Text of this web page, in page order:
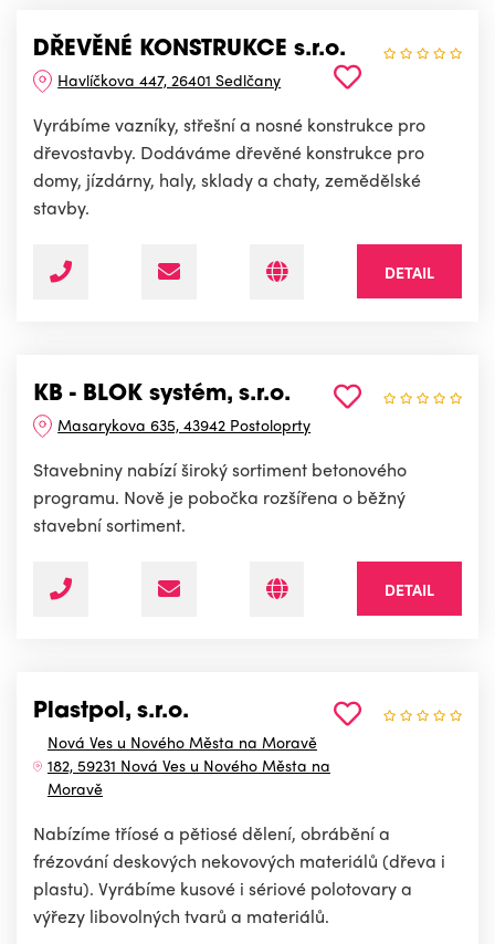
DŘEVĚNÉ KONSTRUKCE s.r.o.
Havlíčkova 447, 26401 Sedlčany
Vyrábíme vazníky, střešní a nosné konstrukce pro
dřevostavby. Dodáváme dřevěné konstrukce pro
domy, jízdárny, haly, sklady a chaty, zemědělské
stavby.
DETAIL
KB - BLOK systém, s.r.o.
Masarykova 635, 43942 Postoloprty
Stavebniny nabízí široký sortiment betonového
programu. Nově je pobočka rozšířena o běžný
stavební sortiment.
DETAIL
Plastpol, s.r.o.
Nová Ves u Nového Města na Moravě
182, 59231 Nová Ves u Nového Města na
Moravě
Nabízíme tříosé a pětiosé dělení, obrábění a
frézování deskových nekovových materiálů (dřeva i
plastu). Vyrábíme kusové i sériové polotovary a
výřezy libovolných tvarů a materiálů.